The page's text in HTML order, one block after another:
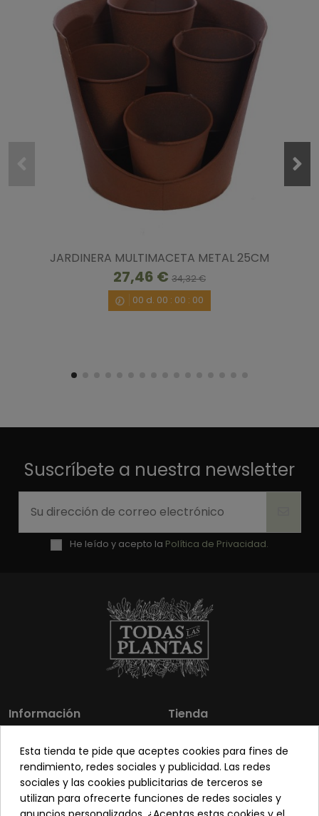
JARDINERA MULTIMACETA METAL 25CM
27,46 € 34,32 €
00 d. 00 : 00 : 00
Suscríbete a nuestra newsletter
He leído y acepto la Política de Privacidad.
Información
Los más vendidos
Sobre nosotros
Pon tu planta guapa
Preguntas frecuentes
Tienda
Mi cuenta
Contacto
Envíos y Devoluciones
Venta a profesionales
Esta tienda te pide que aceptes cookies para fines de
rendimiento, redes sociales y publicidad. Las redes
sociales y las cookies publicitarias de terceros se
utilizan para ofrecerte funciones de redes sociales y